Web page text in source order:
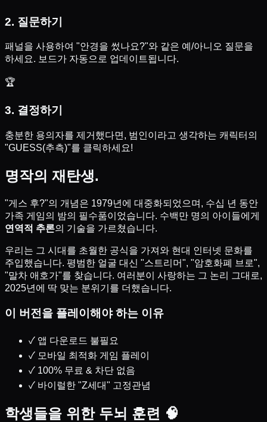
2. 질문하기
패널을 사용하여 "안경을 썼나요?"와 같은 예/아니오 질문을
하세요. 보드가 자동으로 업데이트됩니다.
🏆
3. 결정하기
충분한 용의자를 제거했다면, 범인이라고 생각하는 캐릭터의
"GUESS(추측)"를 클릭하세요!
명작의 재탄생.
"게스 후?"의 개념은 1979년에 대중화되었으며, 수십 년 동안
가족 게임의 밤의 필수품이었습니다. 수백만 명의 아이들에게
연역적 추론의 기술을 가르쳤습니다.
우리는 그 시대를 초월한 공식을 가져와 현대 인터넷 문화를
주입했습니다. 평범한 얼굴 대신 "스트리머", "암호화폐 브로",
"말차 애호가"를 찾습니다. 여러분이 사랑하는 그 논리 그대로,
2025년에 딱 맞는 분위기를 더했습니다.
이 버전을 플레이해야 하는 이유
✓ 앱 다운로드 불필요
✓ 모바일 최적화 게임 플레이
✓ 100% 무료 & 차단 없음
✓ 바이럴한 "Z세대" 고정관념
학생들을 위한 두뇌 훈련 🧠